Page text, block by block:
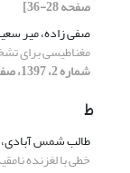
صفحه 28-36]
صفی زاده، میر
مغناطیسی برای
شماره 2، 1397، صفحه 43-49]
ط
طالب شمس
خطی با لغزنده